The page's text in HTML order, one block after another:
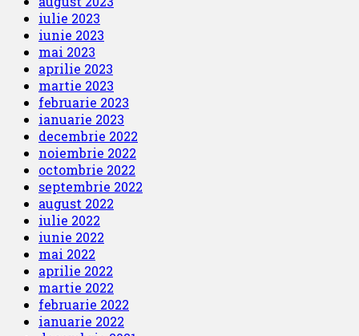
iulie 2023
iunie 2023
mai 2023
aprilie 2023
martie 2023
februarie 2023
ianuarie 2023
decembrie 2022
noiembrie 2022
octombrie 2022
septembrie 2022
august 2022
iulie 2022
iunie 2022
mai 2022
aprilie 2022
martie 2022
februarie 2022
ianuarie 2022